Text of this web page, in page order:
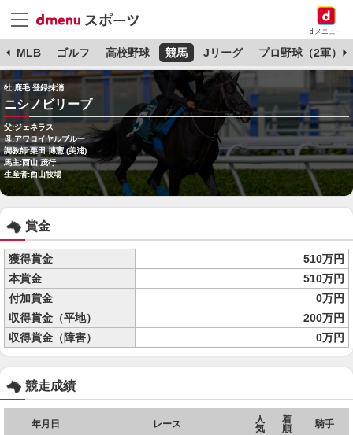
dメニュー
MLB ゴルフ 高校野球 競馬 Jリーグ プロ野球（2軍）
牡 鹿毛 登録抹消
ニシノビリーブ
父:ジェネラス
母:アワロイヤルブルー
調教師:栗田 博憲 (美浦)
馬主:西山 茂行
生産者:西山牧場
賞金
獲得賞金
510万円
本賞金
510万円
付加賞金
0万円
収得賞金（平地）
200万円
収得賞金（障害）
0万円
競走成績
年月日 レース
人
気
着
順
騎手